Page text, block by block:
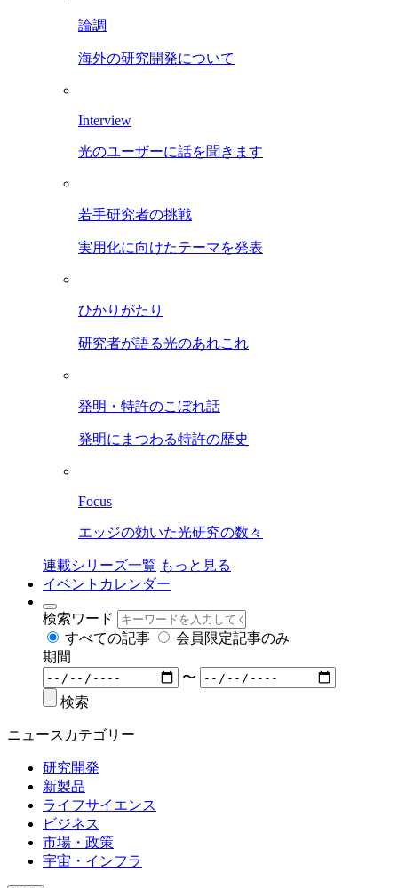
論調
海外の研究開発について
Interview
光のユーザーに話を聞きます
若手研究者の挑戦
実用化に向けたテーマを発表
ひかりがたり
研究者が語る光のあれこれ
発明・特許のこぼれ話
発明にまつわる特許の歴史
Focus
エッジの効いた光研究の数々
連載シリーズ一覧 もっと見る
イベントカレンダー
検索ワード
すべての記事
会員限定記事のみ
期間
〜
検索
ニュースカテゴリー
研究開発
新製品
ライフサイエンス
ビジネス
市場・政策
宇宙・インフラ